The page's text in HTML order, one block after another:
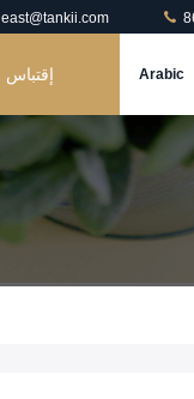
east@tankii.com
Arabic إقتباس